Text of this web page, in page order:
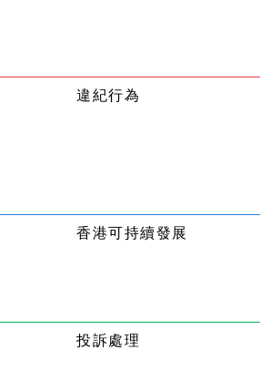
違紀行為
香港可持續發展
投訴處理